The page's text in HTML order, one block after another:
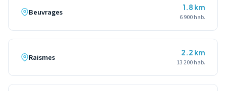
Beuvrages
1.8 km
6 900 hab.
Raismes
2.2 km
13 200 hab.